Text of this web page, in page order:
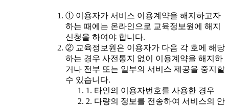
① 이용자가 서비스 이용계약을 해지하고자
하는 때에는 온라인으로 교육정보원에 해지
신청을 하여야 합니다.
② 교육정보원은 이용자가 다음 각 호에 해당
하는 경우 사전통지 없이 이용계약을 해지하
거나 전부 또는 일부의 서비스 제공을 중지할
수 있습니다.
1. 타인의 이용자번호를 사용한 경우
2. 다량의 정보를 전송하여 서비스의 안